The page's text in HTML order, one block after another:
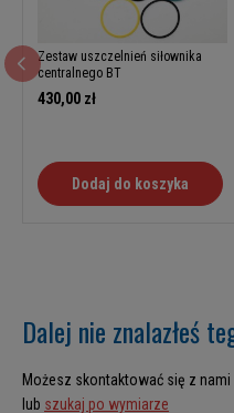
Zestaw uszczelnień siłownika
centralnego BT
430,00 zł
Dodaj do koszyka
Dalej nie znalazłeś
Możesz skontaktować się z
lub szukaj po wymiarze